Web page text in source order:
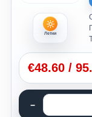
Летни
€48.60 /